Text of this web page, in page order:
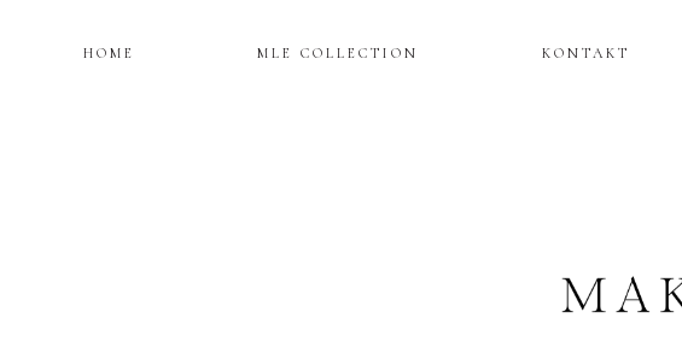
HOME MLE COLLECTION KONTAKT